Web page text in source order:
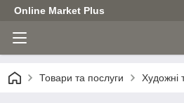
Online Market Plus
Товари та послуги Художні